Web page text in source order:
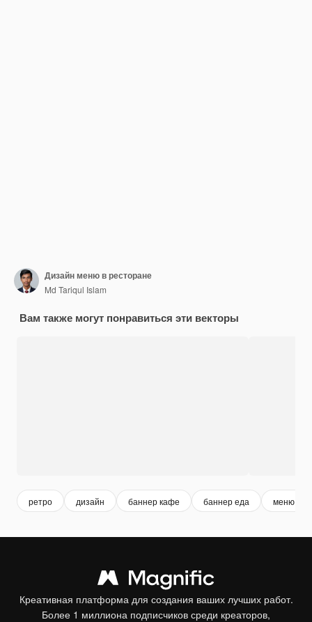
Дизайн меню в ресторане
Md Tariqul Islam
Вам также могут понравиться эти векторы
ретро дизайн баннер кафе баннер еда меню
Креативная платформа для создания ваших лучших работ.
Более 1 миллиона подписчиков среди креаторов,